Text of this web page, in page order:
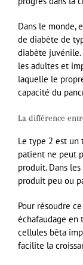
Dans le monde,
de diabète de
diabète
les adultes et
laquelle le
capacité du
La différence
Le type 2 est un
patient ne peut
produit. Dans
produit peu ou
Pour résoudre
échafaudage en
cellules bêta
facilite la